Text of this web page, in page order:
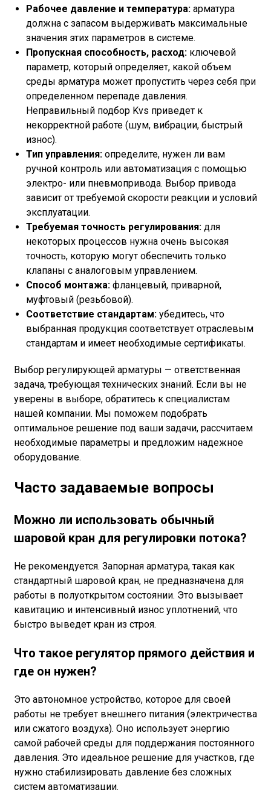
Рабочее давление и температура: арматура
должна с запасом выдерживать максимальные
значения этих параметров в системе.
Пропускная способность, расход: ключевой
параметр, который определяет, какой объем
среды арматура может пропустить через себя при
определенном перепаде давления.
Неправильный подбор Kvs приведет к
некорректной работе (шум, вибрации, быстрый
износ).
Тип управления: определите, нужен ли вам
ручной контроль или автоматизация с помощью
электро- или пневмопривода. Выбор привода
зависит от требуемой скорости реакции и условий
эксплуатации.
Требуемая точность регулирования: для
некоторых процессов нужна очень высокая
точность, которую могут обеспечить только
клапаны с аналоговым управлением.
Способ монтажа: фланцевый, приварной,
муфтовый (резьбовой).
Соответствие стандартам: убедитесь, что
выбранная продукция соответствует отраслевым
стандартам и имеет необходимые сертификаты.
Выбор регулирующей арматуры — ответственная
задача, требующая технических знаний. Если вы не
уверены в выборе, обратитесь к специалистам
нашей компании. Мы поможем подобрать
оптимальное решение под ваши задачи, рассчитаем
необходимые параметры и предложим надежное
оборудование.
Часто задаваемые вопросы
Можно ли использовать обычный
шаровой кран для регулировки потока?
Не рекомендуется. Запорная арматура, такая как
стандартный шаровой кран, не предназначена для
работы в полуоткрытом состоянии. Это вызывает
кавитацию и интенсивный износ уплотнений, что
быстро выведет кран из строя.
Что такое регулятор прямого действия и
где он нужен?
Это автономное устройство, которое для своей
работы не требует внешнего питания (электричества
или сжатого воздуха). Оно использует энергию
самой рабочей среды для поддержания постоянного
давления. Это идеальное решение для участков, где
нужно стабилизировать давление без сложных
систем автоматизации.